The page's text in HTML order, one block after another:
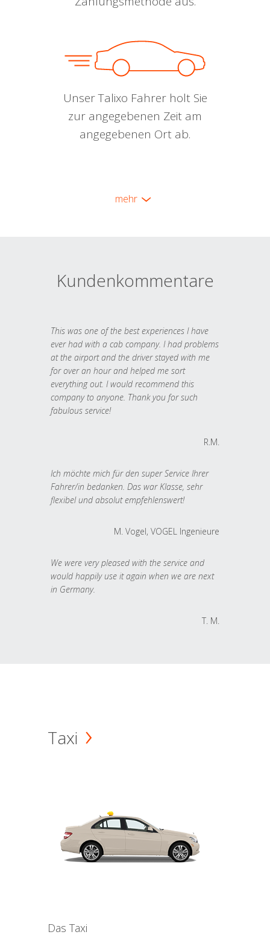
Unser Talixo Fahrer holt Sie
zur angegebenen Zeit am
angegebenen Ort ab.
mehr
Kundenkommentare
This was one of the best experiences I have
ever had with a cab company. I had problems
at the airport and the driver stayed with me
for over an hour and helped me sort
everything out. I would recommend this
company to anyone. Thank you for such
fabulous service!
R.M.
Ich möchte mich für den super Service Ihrer
Fahrer/in bedanken. Das war Klasse, sehr
flexibel und absolut empfehlenswert!
M. Vogel, VOGEL Ingenieure
We were very pleased with the service and
would happily use it again when we are next
in Germany.
T. M.
Taxi
Das Taxi